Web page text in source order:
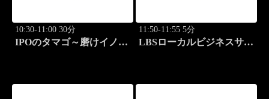
10:30-11:00 30分
IPOのタマゴ～磨けイノベ
11:50-11:55 5分
LBSローカルビジネスサテ